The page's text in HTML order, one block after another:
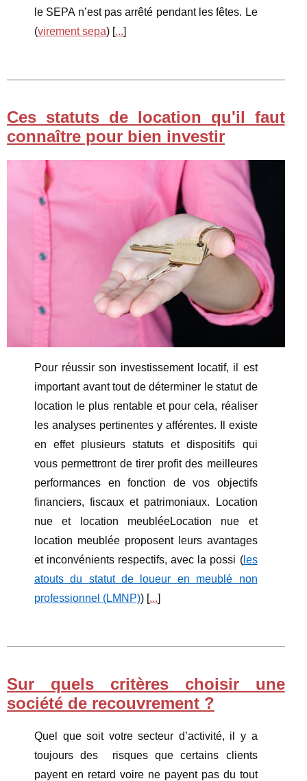
le SEPA n’est pas arrêté pendant les fêtes. Le
(virement sepa) [...]
Ces statuts de location qu'il faut
connaître pour bien investir
Pour réussir son investissement locatif, il est
important avant tout de déterminer le statut de
location le plus rentable et pour cela, réaliser
les analyses pertinentes y afférentes. Il existe
en effet plusieurs statuts et dispositifs qui
vous permettront de tirer profit des meilleures
performances en fonction de vos objectifs
financiers, fiscaux et patrimoniaux. Location
nue et location meubléeLocation nue et
location meublée proposent leurs avantages
et inconvénients respectifs, avec la possi (les
atouts du statut de loueur en meublé non
professionnel (LMNP)) [...]
Sur quels critères choisir une
société de recouvrement ?
Quel que soit votre secteur d’activité, il y a
toujours des risques que certains clients
payent en retard voire ne payent pas du tout